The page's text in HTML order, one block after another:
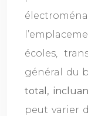
écoles,
général du
total,
peut varier